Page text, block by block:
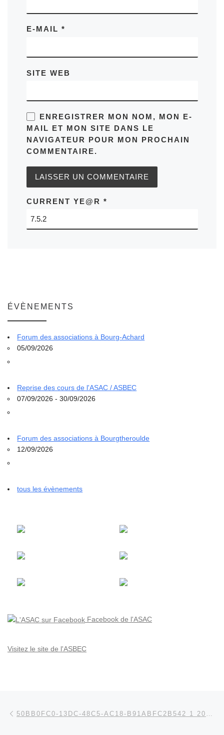
E-MAIL *
SITE WEB
ENREGISTRER MON NOM, MON E-
MAIL ET MON SITE DANS LE
NAVIGATEUR POUR MON PROCHAIN
COMMENTAIRE.
CURRENT YE@R *
ÉVÈNEMENTS
Forum des associations à Bourg-Achard
05/09/2026
Reprise des cours de l'ASAC / ASBEC
07/09/2026 - 30/09/2026
Forum des associations à Bourgtheroulde
12/09/2026
tous les évènements
Facebook de l'ASAC
Visitez le site de l'ASBEC
Parcourir les articles